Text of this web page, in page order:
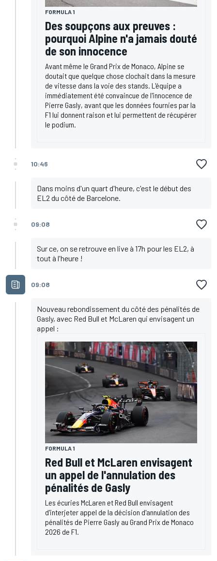
FORMULA 1
Des soupçons aux preuves :
pourquoi Alpine n'a jamais douté
de son innocence
Avant même le Grand Prix de Monaco, Alpine se
doutait que quelque chose clochait dans la mesure
de vitesse dans la voie des stands. L'équipe a
immédiatement été convaincue de l'innocence de
Pierre Gasly, avant que les données fournies par la
F1 lui donnent raison et lui permettent de récupérer
le podium.
10:46
Dans moins d'un quart d'heure, c'est le début des
EL2 du côté de Barcelone.
09:08
Sur ce, on se retrouve en live à 17h pour les EL2, à
tout à l'heure !
09:08
Nouveau rebondissement du côté des pénalités de
Gasly, avec Red Bull et McLaren qui envisagent un
appel :
FORMULA 1
Red Bull et McLaren envisagent
un appel de l'annulation des
pénalités de Gasly
Les écuries McLaren et Red Bull envisagent
d'interjeter appel de la décision d'annulation des
pénalités de Pierre Gasly au Grand Prix de Monaco
2026 de F1.